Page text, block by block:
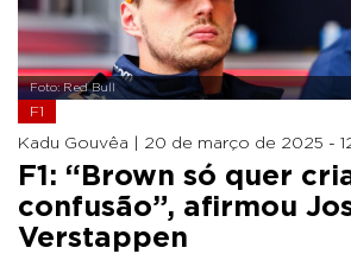
Foto: Red Bull
F1
Kadu Gouvêa | 20 de março de 2025 -
F1: “Brown só quer
confusão”, afirmou
Verstappen